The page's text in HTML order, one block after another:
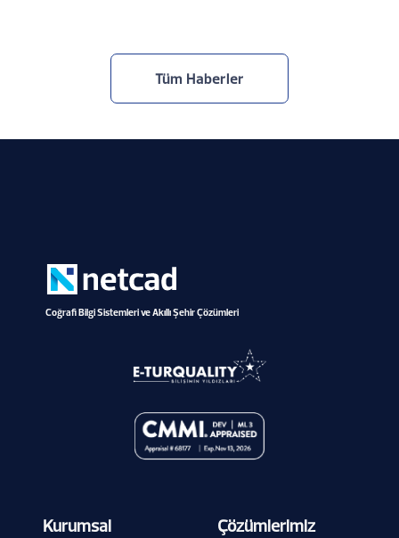
Tüm Haberler
Coğrafi Bilgi Sistemleri ve Akıllı Şehir Çözümleri
Kurumsal Çözümlerimiz